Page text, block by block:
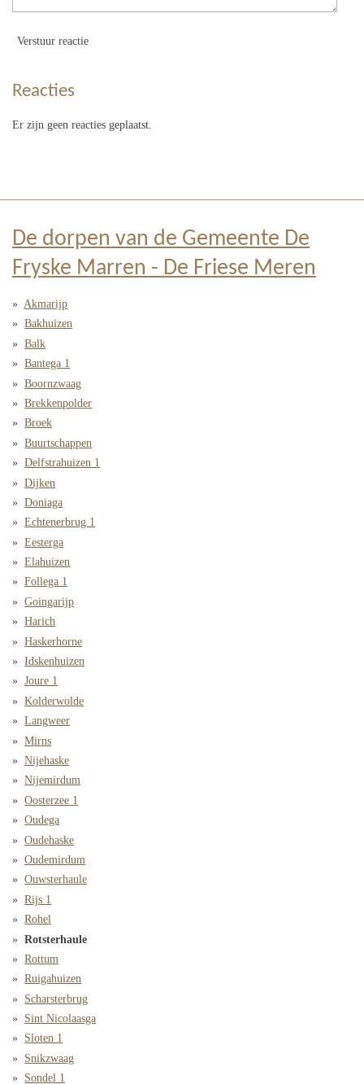
Verstuur reactie
Reacties
Er zijn geen reacties geplaatst.
De dorpen van de Gemeente De
Fryske Marren - De Friese Meren
Akmarijp
Bakhuizen
Balk
Bantega 1
Boornzwaag
Brekkenpolder
Broek
Buurtschappen
Delfstrahuizen 1
Dijken
Doniaga
Echtenerbrug 1
Eesterga
Elahuizen
Follega 1
Goingarijp
Harich
Haskerhorne
Idskenhuizen
Joure 1
Kolderwolde
Langweer
Mirns
Nijehaske
Nijemirdum
Oosterzee 1
Oudega
Oudehaske
Oudemirdum
Ouwsterhaule
Rijs 1
Rohel
Rotsterhaule
Rottum
Ruigahuizen
Scharsterbrug
Sint Nicolaasga
Sloten 1
Snikzwaag
Sondel 1